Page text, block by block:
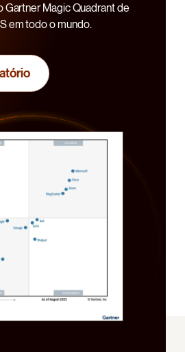
Gartner Magic Quadrant de
em todo o mundo.